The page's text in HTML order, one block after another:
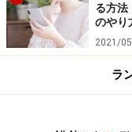
合は、「投票」ペ
心。わざわざ作り
ったりできます（
る方法
のやり
2021/
ラ